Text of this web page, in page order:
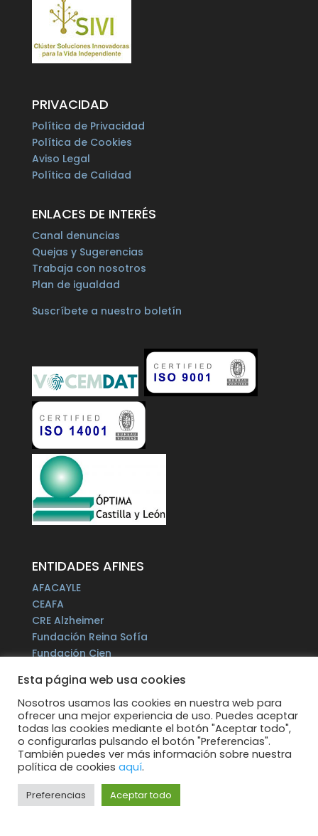
PRIVACIDAD
Política de Privacidad
Política de Cookies
Aviso Legal
Política de Calidad
ENLACES DE INTERÉS
Canal denuncias
Quejas y Sugerencias
Trabaja con nosotros
Plan de igualdad
Suscríbete a nuestro boletín
ENTIDADES AFINES
AFACAYLE
CEAFA
CRE Alzheimer
Fundación Reina Sofía
Fundación Cien
Fundación Por un Mañana sin Alzheimer
Fundación Tase
Alzheimer Europe
Todos los derechos reservados.
Esta página web usa cookies
Nosotros usamos las cookies en nuestra web para
ofrecer una mejor experiencia de uso. Puedes aceptar
todas las cookies mediante el botón "Aceptar todo",
o configurarlas pulsando el botón "Preferencias".
También puedes ver más información sobre nuestra
política de cookies aquí.
Preferencias Aceptar todo